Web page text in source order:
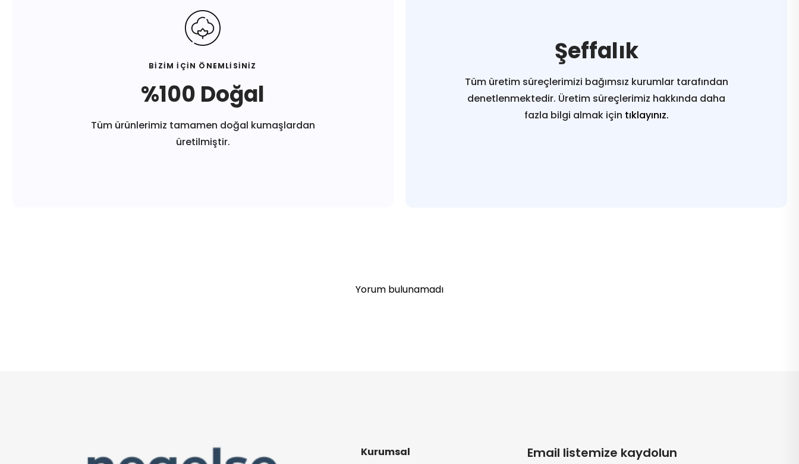
BİZİM İÇİN ÖNEMLİSİNİZ
%100 Doğal
Tüm ürünlerimiz tamamen doğal kumaşlardan
üretilmiştir.
Şeffalık
Tüm üretim süreçlerimizi bağımsız kurumlar tarafından
denetlenmektedir. Üretim süreçlerimiz hakkında daha
fazla bilgi almak için tıklayınız.
Yorum bulunamadı
Kurumsal Email listemize kaydolun